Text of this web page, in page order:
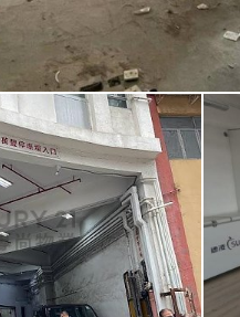
低層
售$13,300,000